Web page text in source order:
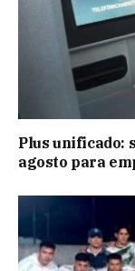
Plus unificado:
agosto para